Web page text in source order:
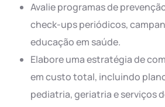
Avalie programas de
check-ups periódicos,
educação em saúde.
Elabore uma estratégia de
em custo total, incluindo
pediatria, geriatria e serviços